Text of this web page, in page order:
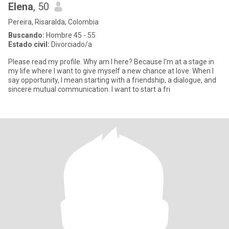
Elena, 50
Pereira, Risaralda, Colombia
Buscando: Hombre 45 - 55
Estado civil: Divorciado/a
Please read my profile. Why am I here? Because I'm at a stage in
my life where I want to give myself a new chance at love. When I
say opportunity, I mean starting with a friendship, a dialogue, and
sincere mutual communication. I want to start a fri